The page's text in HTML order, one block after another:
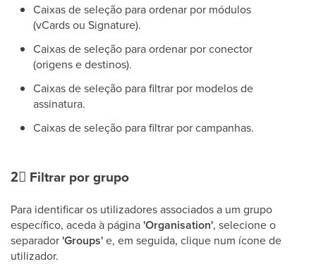
Caixas de seleção para ordenar por módulos
(vCards ou Signature).
Caixas de seleção para ordenar por conector
(origens e destinos).
Caixas de seleção para filtrar por modelos de
assinatura.
Caixas de seleção para filtrar por campanhas.
2⃣ Filtrar por grupo
Para identificar os utilizadores associados a um grupo
específico, aceda à página'Organisation', selecione o
separador'Groups'e, em seguida, clique num ícone de
utilizador.